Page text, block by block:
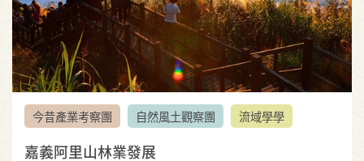
今昔產業考察團 自然風土觀察團 流域學學
嘉義阿里山林業發展